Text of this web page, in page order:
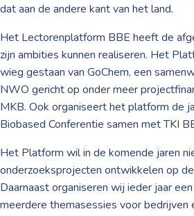
dat aan de andere kant van het land.
Het Lectorenplatform BBE heeft de
zijn ambities kunnen realiseren. Het
wieg gestaan van GoChem, een
NWO gericht op onder meer
MKB. Ook organiseert het platform de
Biobased Conferentie samen met TKI
Het Platform wil in de komende jaren
onderzoeksprojecten ontwikkelen op de
Daarnaast organiseren wij ieder jaar
meerdere themasessies voor bedrijven